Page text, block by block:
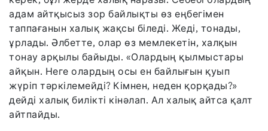
адам айтқысыз зор байлықты өз еңбегімен
таппағанын халық жақсы біледі. Жеді, тонады,
ұрлады. Әлбетте, олар өз мемлекетін, халқын
тонау арқылы байыды. «Олардың қылмыстары
айқын. Неге олардың осы ен байлығын қуып
жүріп тәркілемейді? Кімнен, неден қорқады?»
дейді халық билікті кінәлап. Ал халық айтса қалт
айтпайды.